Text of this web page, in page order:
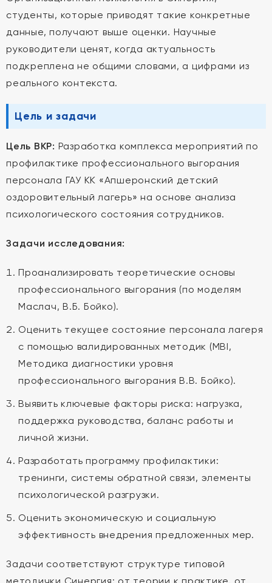
студенты, которые приводят такие конкретные
данные, получают выше оценки. Научные
руководители ценят, когда актуальность
подкреплена не общими словами, а цифрами из
реального контекста.
Цель и задачи
Цель ВКР: Разработка комплекса мероприятий по
профилактике профессионального выгорания
персонала ГАУ КК «Апшеронский детский
оздоровительный лагерь» на основе анализа
психологического состояния сотрудников.
Задачи исследования:
Проанализировать теоретические основы
профессионального выгорания (по моделям
Маслач, В.Б. Бойко).
Оценить текущее состояние персонала лагеря
с помощью валидированных методик (MBI,
Методика диагностики уровня
профессионального выгорания В.В. Бойко).
Выявить ключевые факторы риска: нагрузка,
поддержка руководства, баланс работы и
личной жизни.
Разработать программу профилактики:
тренинги, системы обратной связи, элементы
психологической разгрузки.
Оценить экономическую и социальную
эффективность внедрения предложенных мер.
Задачи соответствуют структуре типовой